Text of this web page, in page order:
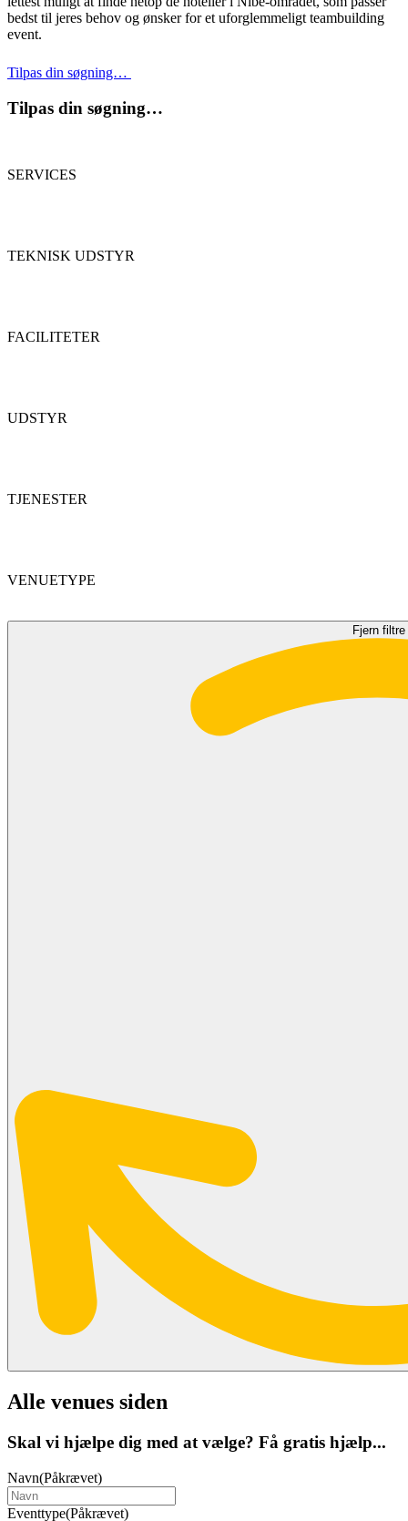
bedst til jeres behov og ønsker for et uforglemmeligt teambuilding
event.
Tilpas din søgning…
Tilpas din søgning…
SERVICES
TEKNISK UDSTYR
FACILITETER
UDSTYR
TJENESTER
VENUETYPE
Fjern filtre
Alle venues siden
Skal vi hjælpe dig med at vælge? Få gratis hjælp...
Navn(Påkrævet)
Eventtype(Påkrævet)